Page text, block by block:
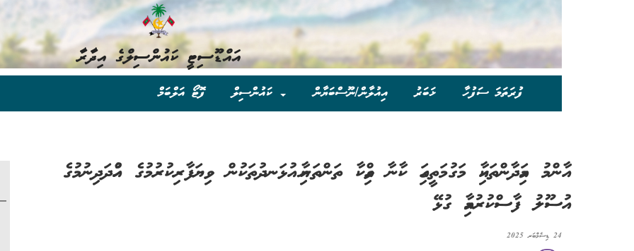
އައްޑޫސިޓީ ކައުންސިލްގެ އިދާރާ
ފުރަތަމަ ސަފުހާ ޚަބަރު އިއުލާން/ނޫސްބަޔާން ފޮޓޯ އަލްބަމް
އާންމު މައިދާންތަކާއި މަގުމަތީގައި ކާނާ ވިއްކާ ތަންތަނާއި އުޅަނދުތަކުން ވިޔަފާރިކުރުމުގެ ހުއްދަދިނުމުގެ
އުސޫލު ފާސްކުރުމާއި ގުޅޭ
24 ޑިސެމްބަރ 2025